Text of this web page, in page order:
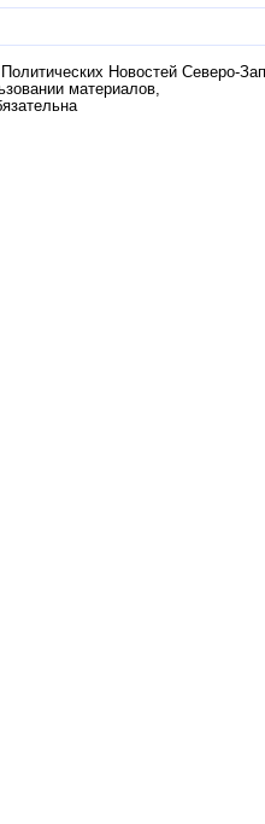
Новостей Северо-
материалов,